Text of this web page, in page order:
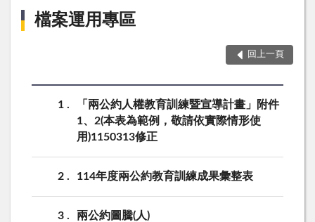
檔案運用專區
回上一頁
1
「兩公約人權教育訓練暨宣導計畫」附件
1、2(本表為範例，敬請依實際情形使
用)1150313修正
2 114年度兩公約教育訓練成果彙整表
3 兩公約圖騰(人)